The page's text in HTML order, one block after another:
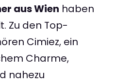
aus Wien haben
Zu den Top-
Cimiez, ein
Charme,
nahezu